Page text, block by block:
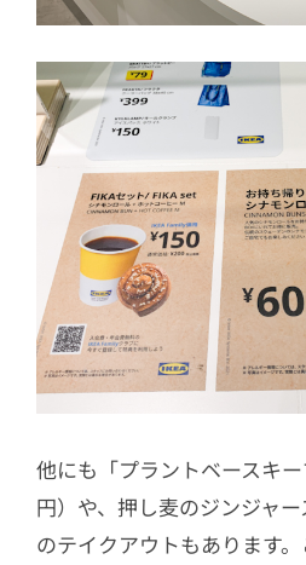
他にも「プラントベースキ
円）や、押し麦のジンジャー
のテイクアウトもあります